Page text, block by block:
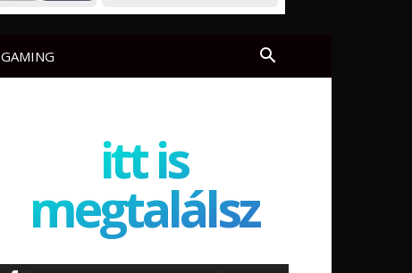
GAMING
itt is
megtalálsz